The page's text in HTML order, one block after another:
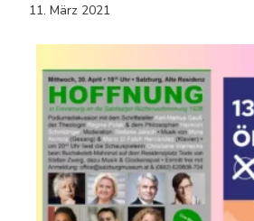
11. März 2021